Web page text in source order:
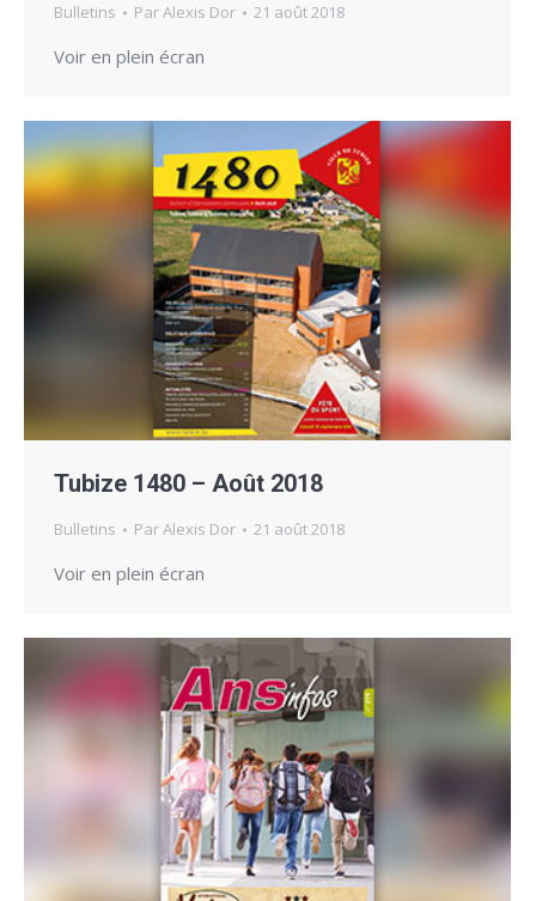
Bulletins ParAlexis Dor 21 août 2018
Voir en plein écran
Tubize 1480 – Août 2018
Bulletins ParAlexis Dor 21 août 2018
Voir en plein écran